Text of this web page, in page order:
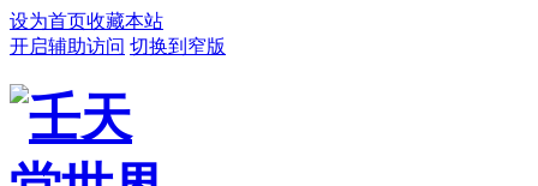
设为首页收藏本站
开启辅助访问 切换到窄版